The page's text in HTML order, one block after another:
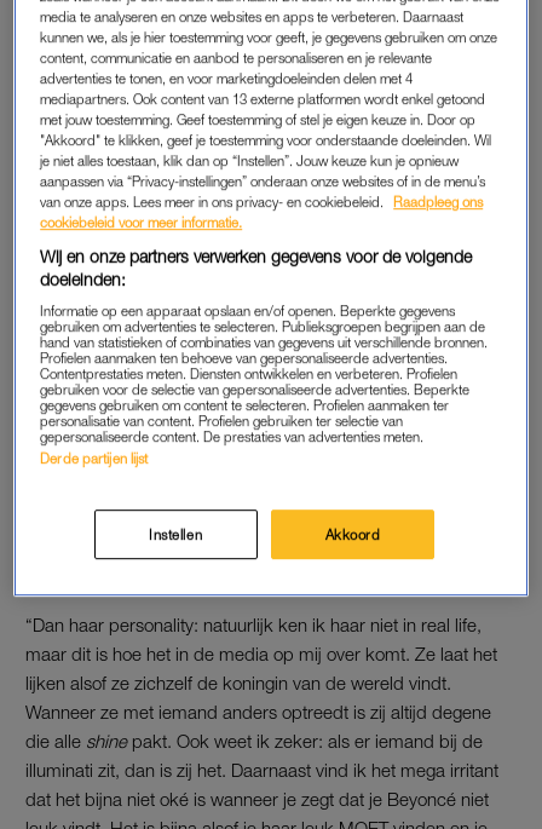
Waarom vind je dat?
“Het lijkt wel alsof Beyoncé een trucje heeft ontdekt dat werkt,
en nooit meer iets anders is gaan doen. Alle nummers lijken op
elkaar, ze schreeuwt altijd heel hard en het is gewoon echt
geen spannende muziek.”
Spreek je deze mening ook uit?
“Het is niet dat ik ermee te koop loop, maar als iemand me
vraagt: ‘Zet eens een nummer van Beyoncé aan’, dan zeg ik
simpelweg ‘nee’. Het gaat gewoon tegen mijn principes in.
Soms laat ik het ook uit het niets vallen, maar dat is meer om
een beetje te shockeren.”
ILLUMINATI
Maar die tijden zijn voorbij. Het is voor mijn gevoel al een eeuw
geleden dat ik stond te dansen op
Sweet Dreams
“Dan haar personality: natuurlijk ken ik haar niet in real life,
maar dit is hoe het in de media op mij over komt. Ze laat het
lijken alsof ze zichzelf de koningin van de wereld vindt.
Wanneer ze met iemand anders optreedt is zij altijd degene
die alle shinepakt. Ook weet ik zeker: als er iemand bij de
illuminati zit, dan is zij het. Daarnaast vind ik het mega irritant
dat het bijna niet oké is wanneer je zegt dat je Beyoncé niet
media te analyseren en onze websites en apps te verbeteren. Daarnaast
kunnen we, als je hier toestemming voor geeft, je gegevens gebruiken om onze
content, communicatie en aanbod te personaliseren en je relevante
advertenties te tonen, en voor marketingdoeleinden delen met 4
mediapartners. Ook content van 13 externe platformen wordt enkel getoond
met jouw toestemming. Geef toestemming of stel je eigen keuze in. Door op
"Akkoord" te klikken, geef je toestemming voor onderstaande doeleinden. Wil
je niet alles toestaan, klik dan op “Instellen”. Jouw keuze kun je opnieuw
aanpassen via “Privacy-instellingen” onderaan onze websites of in de menu’s
van onze apps. Lees meer in ons privacy- en cookiebeleid.
Raadpleeg ons
cookiebeleid voor meer informatie.
Wij en onze partners verwerken gegevens voor de volgende
doeleinden:
Informatie op een apparaat opslaan en/of openen. Beperkte gegevens
gebruiken om advertenties te selecteren. Publieksgroepen begrijpen aan de
hand van statistieken of combinaties van gegevens uit verschillende bronnen.
Profielen aanmaken ten behoeve van gepersonaliseerde advertenties.
Contentprestaties meten. Diensten ontwikkelen en verbeteren. Profielen
gebruiken voor de selectie van gepersonaliseerde advertenties. Beperkte
gegevens gebruiken om content te selecteren. Profielen aanmaken ter
personalisatie van content. Profielen gebruiken ter selectie van
gepersonaliseerde content. De prestaties van advertenties meten.
Derde partijen lijst
Instellen Akkoord